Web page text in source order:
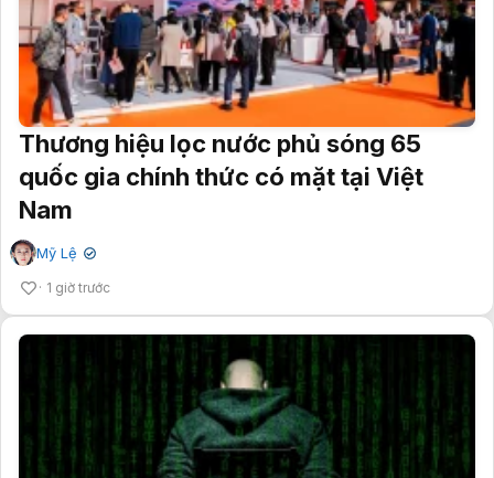
Thương hiệu lọc nước phủ sóng 65
quốc gia chính thức có mặt tại Việt
Nam
Mỹ Lệ ✔
1 giờ trước